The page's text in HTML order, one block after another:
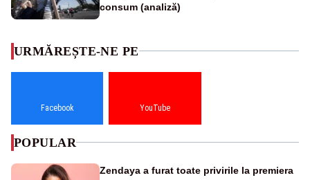
consum (analiză)
URMĂREȘTE-NE PE
Facebook YouTube
POPULAR
Zendaya a furat toate privirile la premiera